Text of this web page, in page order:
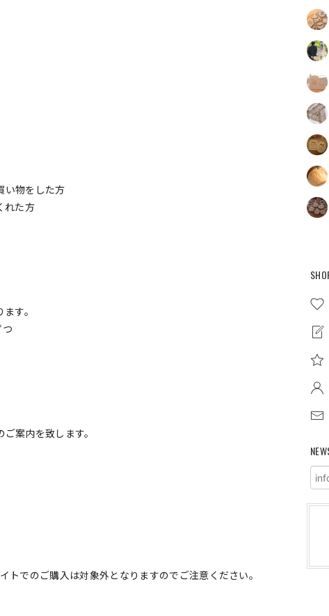
い物をした方
れた方
す。
案内を致します。
でのご購入は対象外となりますのでご注意ください。